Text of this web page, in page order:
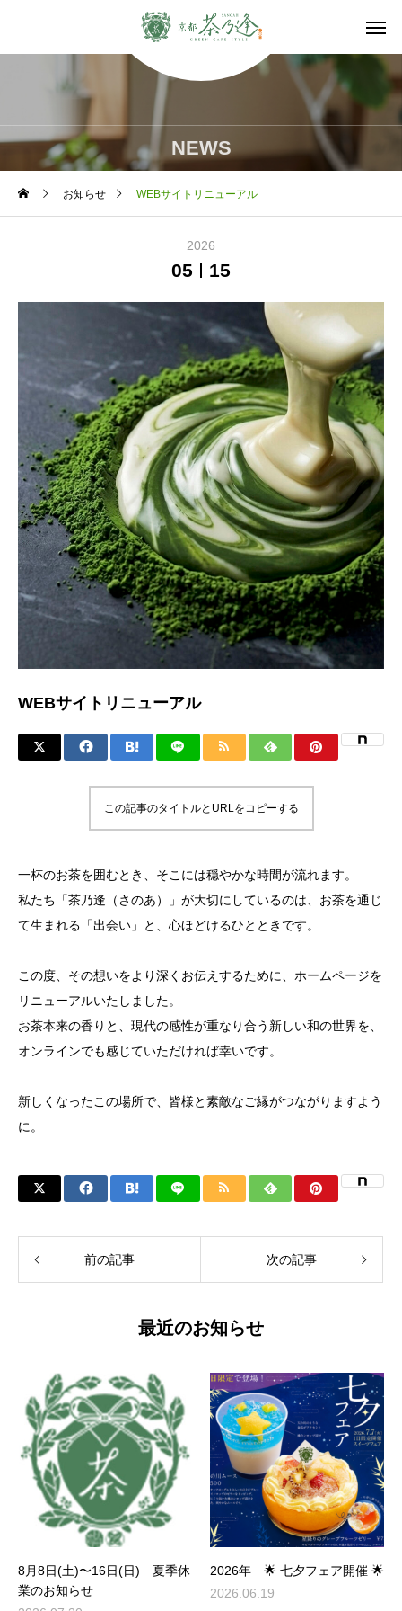
NEWS
お知らせ WEBサイトリニューアル
2026
05 15
WEBサイトリニューアル
この記事のタイトルとURLをコピーする
一杯のお茶を囲むとき、そこには穏やかな時間が流れます。
私たち「茶乃逢（さのあ）」が大切にしているのは、お茶を通じ
て生まれる「出会い」と、心ほどけるひとときです。
この度、その想いをより深くお伝えするために、ホームページを
リニューアルいたしました。
お茶本来の香りと、現代の感性が重なり合う新しい和の世界を、
オンラインでも感じていただければ幸いです。
新しくなったこの場所で、皆様と素敵なご縁がつながりますよう
に。
前の記事 次の記事
最近のお知らせ
8月8日(土)〜16日(日) 夏季休
業のお知らせ
2026年 🌟 七夕フェア開催 🌟
2026.06.19